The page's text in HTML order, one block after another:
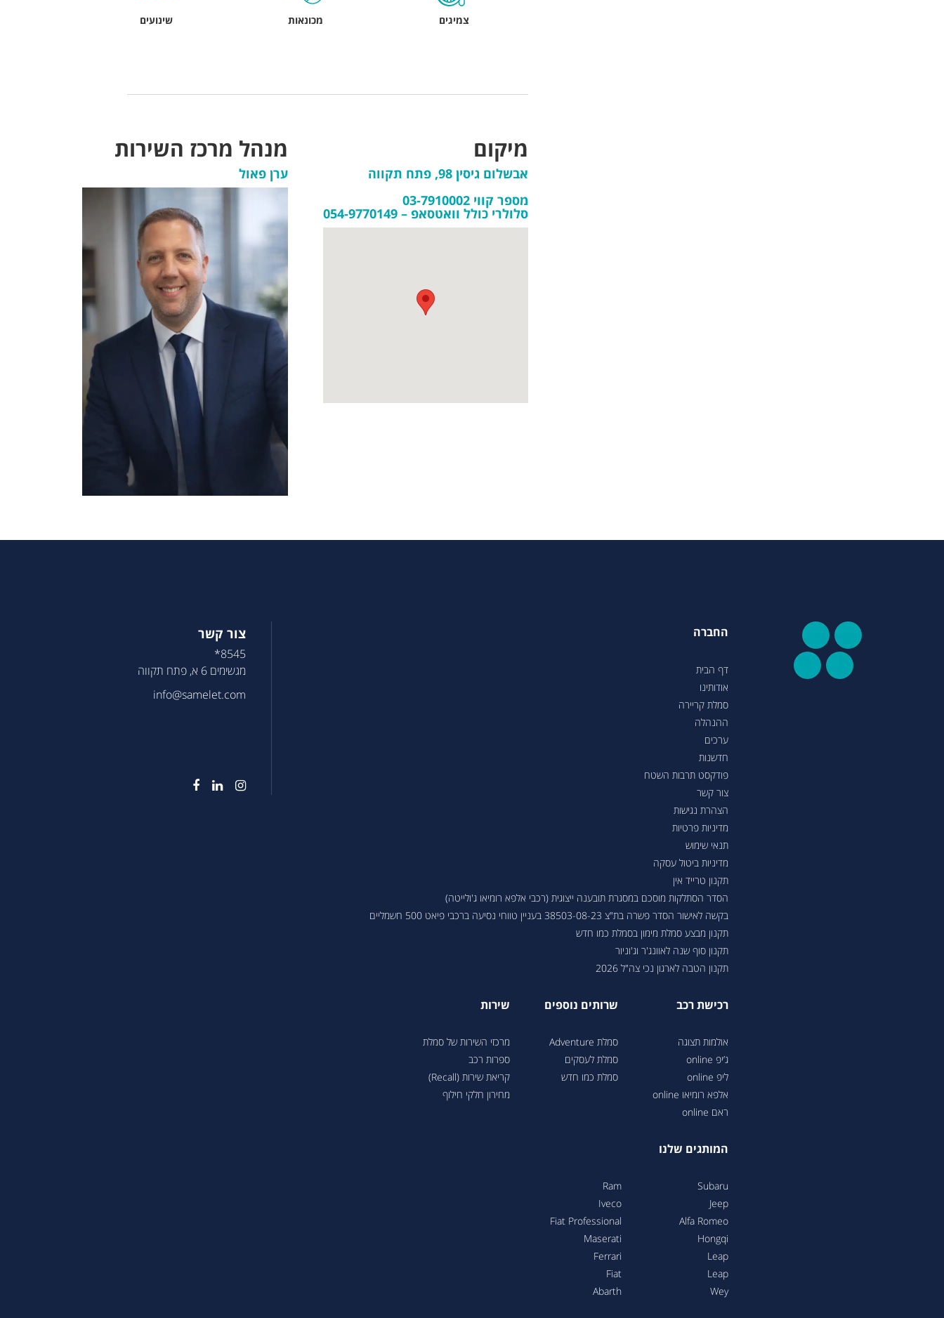
צמיגים מכונאות שינועים
מיקום
אבשלום גיסין 98, פתח תקווה
מספר קווי 03-7910002
סלולרי כולל וואטסאפ – 054-9770149
מנהל מרכז השירות
ערן פאול
החברה
דף הבית
אודותינו
סמלת קריירה
ההנהלה
ערכים
חדשנות
פודקסט תרבות השטח
צור קשר
הצהרת נגישות
מדיניות פרטיות
תנאי שימוש
מדיניות ביטול עסקה
תקנון טרייד אין
הסדר הסתלקות מוסכם במסגרת תובענה ייצוגית (רכבי אלפא רומיאו ג'ולייטה)
בקשה לאישור הסדר פשרה בת"צ 38503-08-23 בעניין טווחי נסיעה ברכבי פיאט 500 חשמליים
תקנון מבצע סמלת מימון בסמלת כמו חדש
תקנון סוף שנה לאוונג'ר וג'וניור
תקנון הטבה לארגון נכי צה"ל 2026
רכישת רכב
אולמות תצוגה
ג’יפ online
ליפ online
אלפא רומיאו online
ראם online
שרותים נוספים
סמלת Adventure
סמלת לעסקים
סמלת כמו חדש
שירות
מרכזי השירות של סמלת
ספרות רכב
קריאת שירות (Recall)
מחירון חלקי חילוף
המותגים שלנו
Subaru
Jeep
Alfa Romeo
Hongqi
Leap
Leap
Wey
Ram
Iveco
Fiat Professional
Maserati
Ferrari
Fiat
Abarth
צור קשר
8545*
מגשימים 6 א, פתח תקווה
info@samelet.com